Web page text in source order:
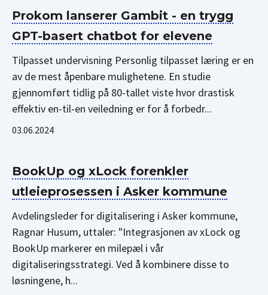
Prokom lanserer Gambit - en trygg
GPT-basert chatbot for elevene
Tilpasset undervisning Personlig tilpasset læring er en
av de mest åpenbare mulighetene. En studie
gjennomført tidlig på 80-tallet viste hvor drastisk
effektiv en-til-en veiledning er for å forbedr...
03.06.2024
BookUp og xLock forenkler
utleieprosessen i Asker kommune
Avdelingsleder for digitalisering i Asker kommune,
Ragnar Husum, uttaler: "Integrasjonen av xLock og
BookUp markerer en milepæl i vår
digitaliseringsstrategi. Ved å kombinere disse to
løsningene, h...